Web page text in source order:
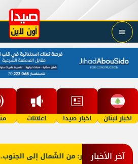
اخبار لبنان اخبار صيدا اعلانات
آخر الأخبار
بالصّور: من الشّمال إلى الجنوب...